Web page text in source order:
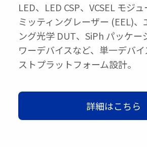
LED、LED CSP、VCSEL モジ
ミッティングレーザー (EEL)、
ング光学 DUT、SiPh パッケー
ワーデバイスなど、単一デバ
ストプラットフォーム設計。
詳細はこちら